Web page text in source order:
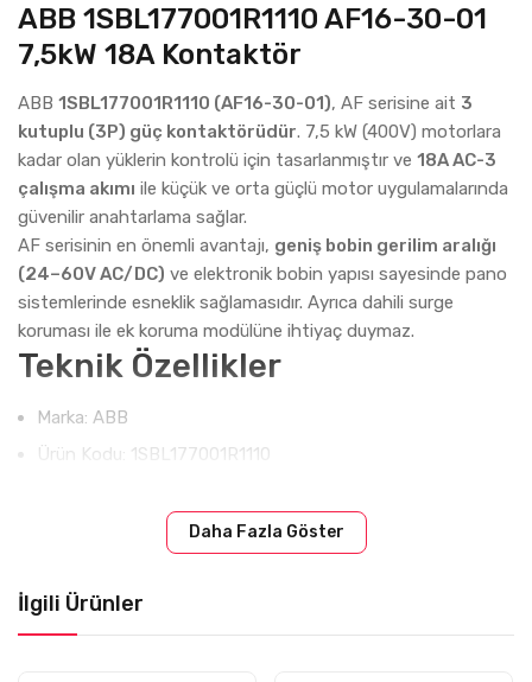
ABB 1SBL177001R1110 AF16-30-01
7,5kW 18A Kontaktör
ABB 1SBL177001R1110 (AF16-30-01), AF serisine ait 3
kutuplu (3P) güç kontaktörüdür. 7,5 kW (400V) motorlara
kadar olan yüklerin kontrolü için tasarlanmıştır ve 18A AC-3
çalışma akımı ile küçük ve orta güçlü motor uygulamalarında
güvenilir anahtarlama sağlar.
AF serisinin en önemli avantajı, geniş bobin gerilim aralığı
(24–60V AC/DC) ve elektronik bobin yapısı sayesinde pano
sistemlerinde esneklik sağlamasıdır. Ayrıca dahili surge
koruması ile ek koruma modülüne ihtiyaç duymaz.
Teknik Özellikler
Marka: ABB
Ürün Kodu: 1SBL177001R1110
Kutup Sayısı: 3P
Anma Akımı (AC-3): 18A
Daha Fazla Göster
İlgili Ürünler